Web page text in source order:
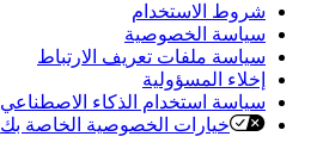
شروط الاستخدام
سياسة الخصوصية
سياسة ملفات تعريف الارتباط
إخلاء المسؤولية
سياسة استخدام الذكاء الاصطناعي
خيارات الخصوصية الخاصة بك